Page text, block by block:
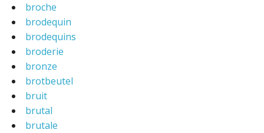
broche
brodequin
brodequins
broderie
bronze
brotbeutel
bruit
brutal
brutale